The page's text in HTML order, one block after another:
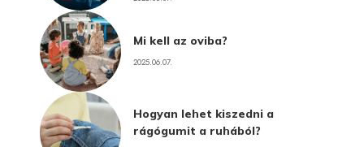
Mi kell az oviba?
2025.06.07.
Hogyan lehet kiszedni a
rágógumit a ruhából?